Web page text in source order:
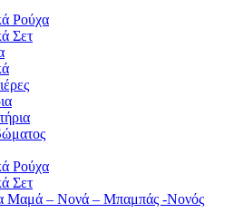
Ρούχα
Σετ
Ρούχα
Σετ
Μαμά – Νονά – Μπαμπάς -Νονός